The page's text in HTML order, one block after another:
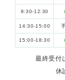
8:30-12:30
14:30-15:00
15:00-18:30
最終受付
休